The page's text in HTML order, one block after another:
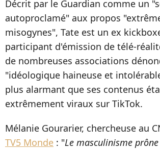
Décrit par le Guardian comme un
autoproclamé" aux propos
misogynes", Tate est un ex
participant d'émission de télé-
de nombreuses associations
"idéologique haineuse et
plus alarmant que ses contenus
extrêmement viraux sur TikTok.
Mélanie Gourarier, chercheuse au
TV5 Monde : "Le masculinisme